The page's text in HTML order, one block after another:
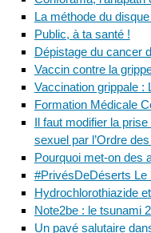
La méthode du
Public, à ta santé !
Dépistage du cancer
Vaccin contre la
Vaccination grippale :
Formation Médicale
Il faut modifier la
sexuel par l’Ordre
Pourquoi met-on des
#PrivésDeDéserts Le
Hydrochlorothiazide
Note2be : le tsunami
Un pavé salutaire